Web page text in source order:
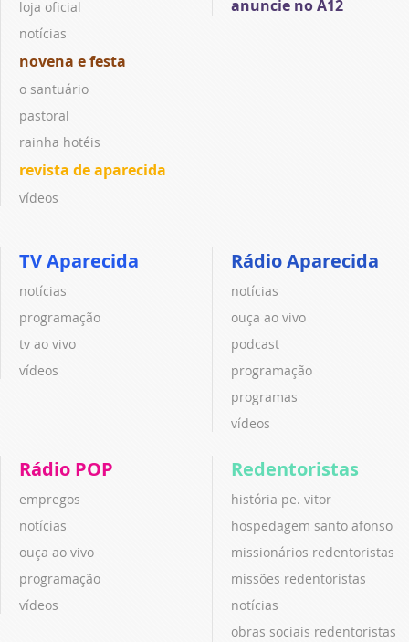
loja oficial
notícias
novena e festa
o santuário
pastoral
rainha hotéis
revista de aparecida
vídeos
anuncie no A12
TV Aparecida
notícias
programação
tv ao vivo
vídeos
Rádio Aparecida
notícias
ouça ao vivo
podcast
programação
programas
vídeos
Rádio POP
empregos
notícias
ouça ao vivo
programação
vídeos
Redentoristas
história pe. vitor
hospedagem santo afonso
missionários redentoristas
missões redentoristas
notícias
obras sociais redentoristas